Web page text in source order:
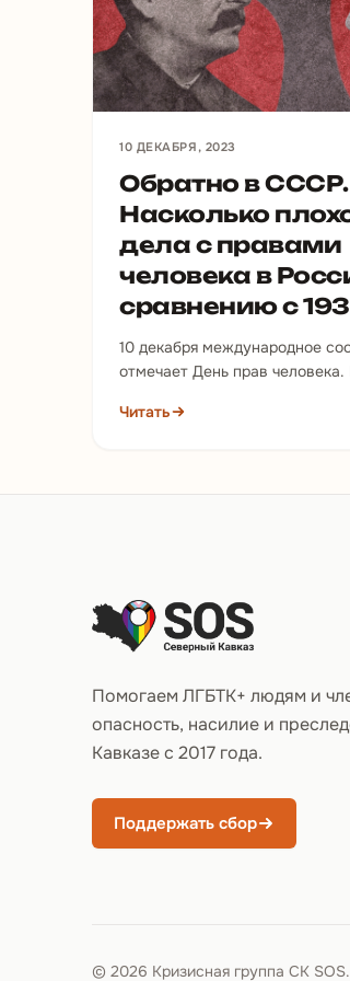
10 ДЕКАБРЯ, 2023
Обратно в СССР.
Насколько
дела с правами
человека в
сравнению с
10 декабря международное
отмечает День прав
новый виток дискуссии о том,
Читать
Помогаем ЛГБТК+ людям и
опасность, насилие и
Кавказе с 2017 года.
Поддержать сбор
© 2026 Кризисная группа СК